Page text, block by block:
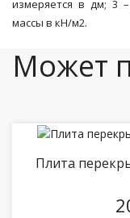
измеряется в дм; 3
массы в кН/м2.
Может
Плита